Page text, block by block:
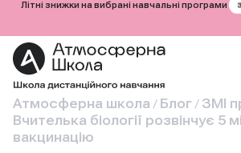
Літні знижки на вибрані навчальні програми
Атмосферна школа / Блог / ЗМІ
Вчителька біології розвінчує 5
вакцинацію